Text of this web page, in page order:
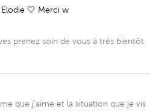
🤍 Merci w
prenez soin de vous à très bientôt
que j'aime et la situation que je vis